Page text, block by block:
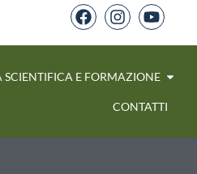
SCIENTIFICA E FORMAZIONE
CONTATTI